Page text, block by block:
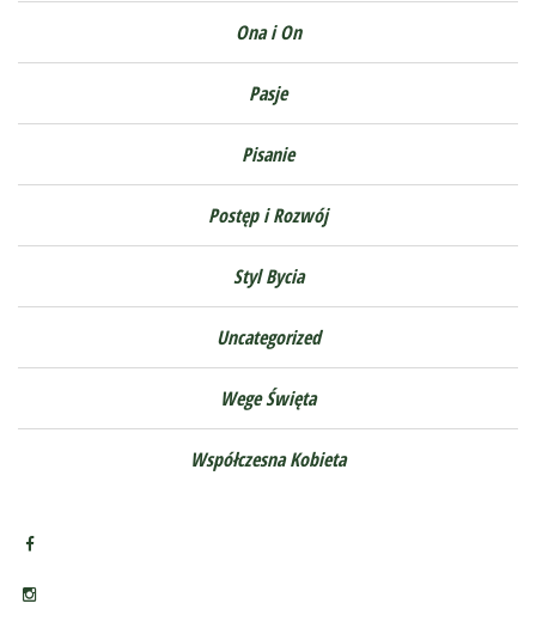
Ona i On
Pasje
Pisanie
Postęp i Rozwój
Styl Bycia
Uncategorized
Wege Święta
Współczesna Kobieta